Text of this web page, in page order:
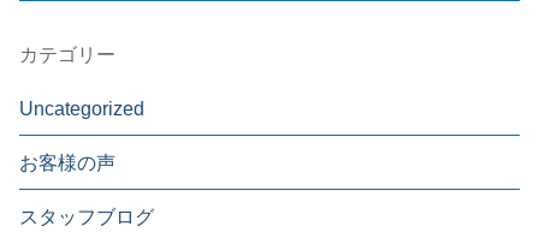
カテゴリー
Uncategorized
お客様の声
スタッフブログ